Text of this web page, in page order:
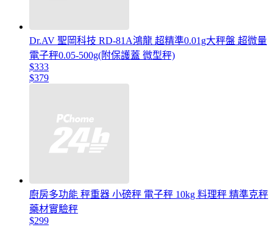
Dr.AV 聖岡科技 RD-81A鴻龍 超精準0.01g大秤盤 超微量
電子秤0.05-500g(附保護蓋 微型秤)
$333
$379
廚房多功能 秤重器 小磅秤 電子秤 10kg 料理秤 精準克秤
藥材實驗秤
$299